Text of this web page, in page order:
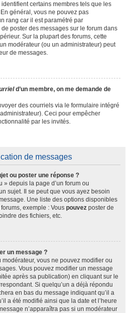
certains membres tels que les
général, vous ne pouvez pas
rang car il est paramétré par
de poster des messages sur le forum dans
Sur la plupart des forums, cette
modérateur (ou un administrateur) peut
de messages.
d’un membre, on me demande de
des courriels via le formulaire intégré
Ceci pour empêcher
par les invités.
de messages
ou poster une réponse ?
depuis la page d’un forum ou
sujet. Il se peut que vous ayez besoin
Une liste des options disponibles
exemple : Vous pouvez poster de
des fichiers, etc.
un message ?
modérateur, vous ne pouvez modifier ou
Vous pouvez modifier un message
après sa publication) en cliquant sur le
Si quelqu’un a déjà répondu
en bas du message indiquant qu’il a
a été modifié ainsi que la date et l’heure
n’apparaîtra pas si un modérateur